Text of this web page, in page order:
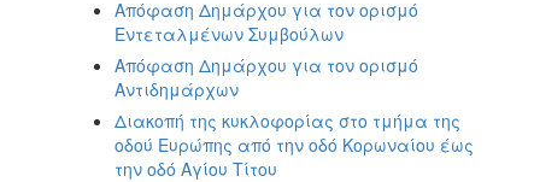
Απόφαση Δημάρχου για τον ορισμό
Εντεταλμένων Συμβούλων
Απόφαση Δημάρχου για τον ορισμό
Αντιδημάρχων
Διακοπή της κυκλοφορίας στο τμήμα της
οδού Ευρώπης από την οδό Κορωναίου έως
την οδό Αγίου Τίτου